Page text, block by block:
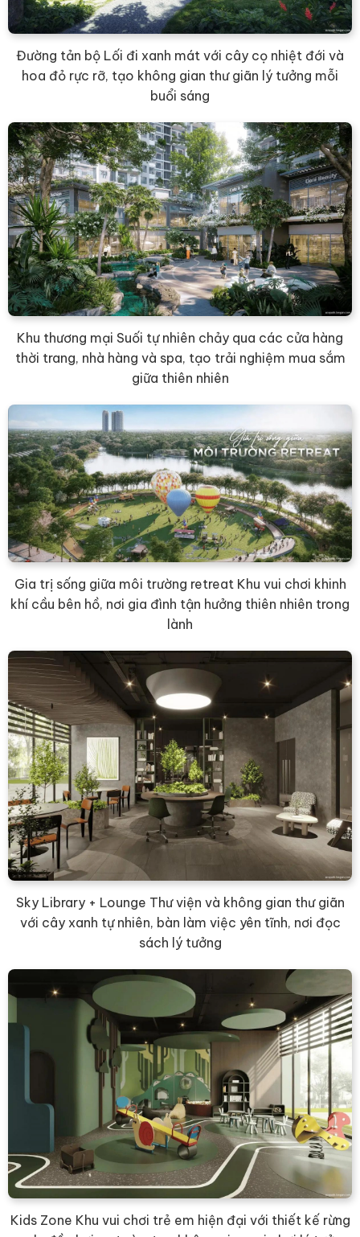
Đường tản bộ Lối đi xanh mát với cây cọ nhiệt đới và
hoa đỏ rực rỡ, tạo không gian thư giãn lý tưởng mỗi
buổi sáng
Khu thương mại Suối tự nhiên chảy qua các cửa hàng
thời trang, nhà hàng và spa, tạo trải nghiệm mua sắm
giữa thiên nhiên
Gia trị sống giữa môi trường retreat Khu vui chơi khinh
khí cầu bên hồ, nơi gia đình tận hưởng thiên nhiên trong
lành
Sky Library + Lounge Thư viện và không gian thư giãn
với cây xanh tự nhiên, bàn làm việc yên tĩnh, nơi đọc
sách lý tưởng
Kids Zone Khu vui chơi trẻ em hiện đại với thiết kế rừng